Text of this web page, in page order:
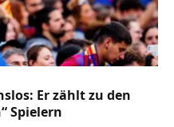
Er zählt zu den
Spielern